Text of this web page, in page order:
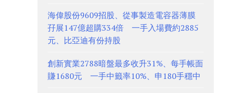
海偉股份9609招股、從事製造電容器薄膜
孖展147億超購334倍 一手入場費約2885
元、比亞迪有份持股
創新實業2788暗盤最多收升31%、每手帳面
賺1680元 一手中籤率10%、申180手穩中